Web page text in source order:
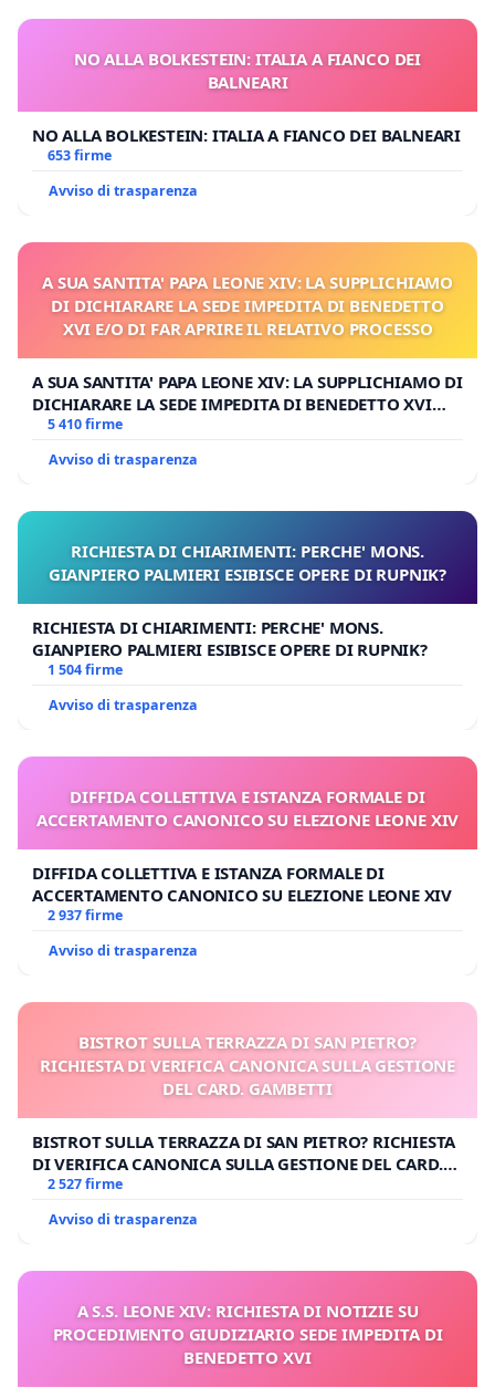
NO ALLA BOLKESTEIN: ITALIA A FIANCO DEI
BALNEARI
NO ALLA BOLKESTEIN: ITALIA A FIANCO DEI BALNEARI
653 firme
Avviso di trasparenza
A SUA SANTITA' PAPA LEONE XIV: LA SUPPLICHIAMO
DI DICHIARARE LA SEDE IMPEDITA DI BENEDETTO
XVI E/O DI FAR APRIRE IL RELATIVO PROCESSO
A SUA SANTITA' PAPA LEONE XIV: LA SUPPLICHIAMO DI
DICHIARARE LA SEDE IMPEDITA DI BENEDETTO XVI
E/O DI FAR APRIRE IL RELATIVO PROCESSO
5 410 firme
Avviso di trasparenza
RICHIESTA DI CHIARIMENTI: PERCHE' MONS.
GIANPIERO PALMIERI ESIBISCE OPERE DI RUPNIK?
RICHIESTA DI CHIARIMENTI: PERCHE' MONS.
GIANPIERO PALMIERI ESIBISCE OPERE DI RUPNIK?
1 504 firme
Avviso di trasparenza
DIFFIDA COLLETTIVA E ISTANZA FORMALE DI
ACCERTAMENTO CANONICO SU ELEZIONE LEONE XIV
DIFFIDA COLLETTIVA E ISTANZA FORMALE DI
ACCERTAMENTO CANONICO SU ELEZIONE LEONE XIV
2 937 firme
Avviso di trasparenza
BISTROT SULLA TERRAZZA DI SAN PIETRO?
RICHIESTA DI VERIFICA CANONICA SULLA GESTIONE
DEL CARD. GAMBETTI
BISTROT SULLA TERRAZZA DI SAN PIETRO? RICHIESTA
DI VERIFICA CANONICA SULLA GESTIONE DEL CARD.
GAMBETTI
2 527 firme
Avviso di trasparenza
A S.S. LEONE XIV: RICHIESTA DI NOTIZIE SU
PROCEDIMENTO GIUDIZIARIO SEDE IMPEDITA DI
BENEDETTO XVI